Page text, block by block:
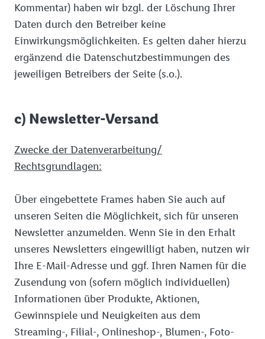
Kommentar) haben wir bzgl. der Löschung Ihrer
Daten durch den Betreiber keine
Einwirkungsmöglichkeiten. Es gelten daher hierzu
ergänzend die Datenschutzbestimmungen des
jeweiligen Betreibers der Seite (s.o.).
c) Newsletter-Versand
Zwecke der Datenverarbeitung/
Rechtsgrundlagen:
Über eingebettete Frames haben Sie auch auf
unseren Seiten die Möglichkeit, sich für unseren
Newsletter anzumelden. Wenn Sie in den Erhalt
unseres Newsletters eingewilligt haben, nutzen wir
Ihre E-Mail-Adresse und ggf. Ihren Namen für die
Zusendung von (sofern möglich individuellen)
Informationen über Produkte, Aktionen,
Gewinnspiele und Neuigkeiten aus dem
Streaming-, Filial-, Onlineshop-, Blumen-, Foto-